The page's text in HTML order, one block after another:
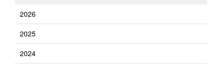
2026
2025
2024